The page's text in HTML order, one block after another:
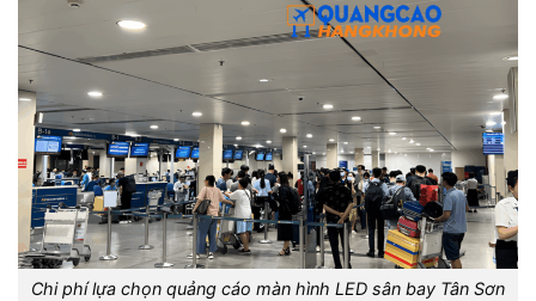
Chi phí lựa chọn quảng cáo màn hình LED sân bay Tân Sơn